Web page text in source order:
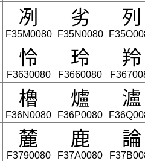
冽
F35M0080
劣
F35N0080
列
怜
F3630080
玲
F3660080
羚
櫓
F36N0080
爐
F36P0080
瀘
麓
F3790080
鹿
F37A0080
論